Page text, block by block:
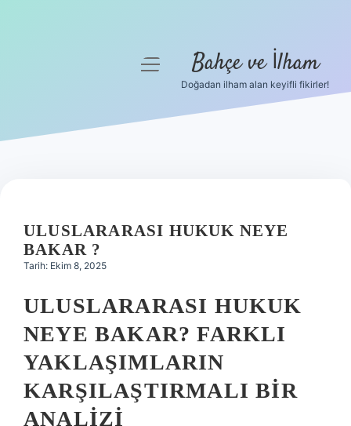
Hakkımızda
menüyü
Bahçe ve İlham
Doğadan ilham alan keyifli fikirler!
ULUSLARARASI HUKUK NEYE
BAKAR ?
Tarih: Ekim 8, 2025
ULUSLARARASI HUKUK
NEYE BAKAR? FARKLI
YAKLAŞIMLARIN
KARŞILAŞTIRMALI BIR
ANALIZI